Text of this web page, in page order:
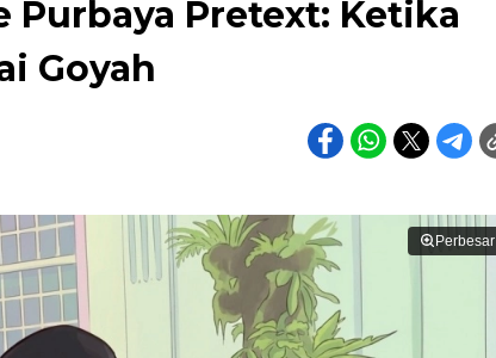
Purbaya Pretext: Ketika
Goyah
Perbesar